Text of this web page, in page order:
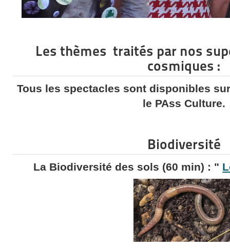
Les thèmes traités par nos
cosmiques :
Tous les spectacles sont disponibles
le PAss Culture.
Biodiversité
La Biodiversité des sols (60 min) : "